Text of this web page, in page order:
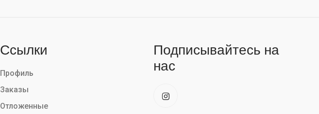
Ссылки
Профиль
Заказы
Отложенные
Подписывайтесь на
нас